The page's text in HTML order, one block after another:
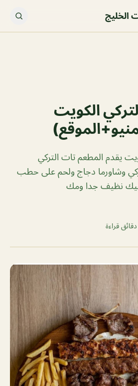
الخليج
الكويت
يقدم المطعم تات التركي
وشاورما دجاج ولحم على حطب
هيك نظيف جدا ومك